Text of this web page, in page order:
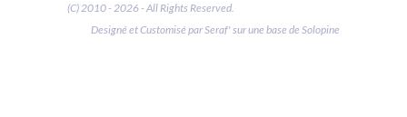
(C) 2010 - 2026 - All Rights Reserved.
Designé et Customisé par Seraf' sur une base de Solopine